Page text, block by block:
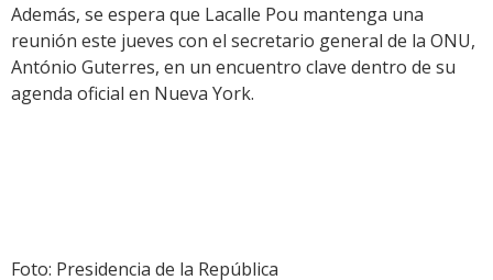
Además, se espera que Lacalle Pou mantenga una
reunión este jueves con el secretario general de la ONU,
António Guterres, en un encuentro clave dentro de su
agenda oficial en Nueva York.
Foto: Presidencia de la República